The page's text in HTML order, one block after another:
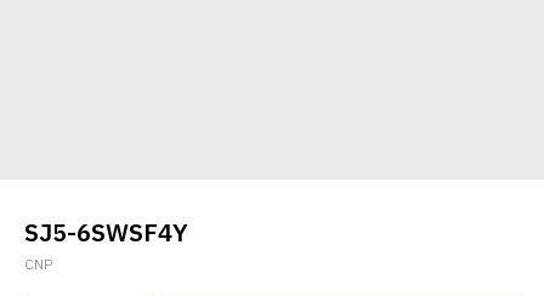
SJ5-6SWSF4Y
CNP